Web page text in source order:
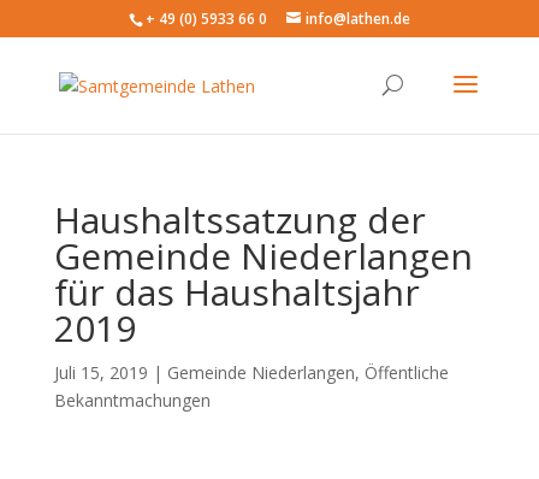
+ 49 (0) 5933 66 0 info@lathen.de
Haushaltssatzung der
Gemeinde Niederlangen
für das Haushaltsjahr
2019
Juli 15, 2019 | Gemeinde Niederlangen, Öffentliche
Bekanntmachungen